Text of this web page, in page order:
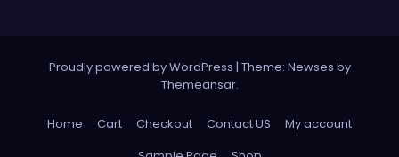
Proudly powered by WordPress | Theme: Newses by
Themeansar.
Home Cart Checkout Contact US
My account